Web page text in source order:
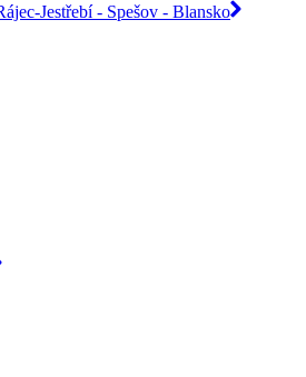
Jestřebí - Spešov - Blansko